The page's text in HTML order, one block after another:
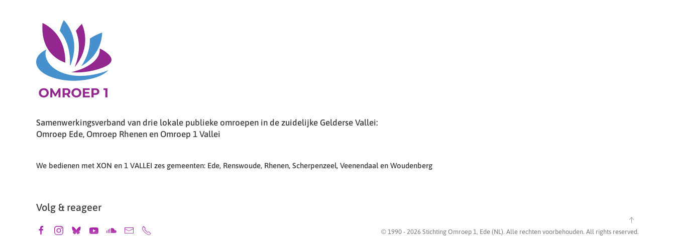
Samenwerkingsverband van drie lokale publieke omroepen in de zuidelijke Gelderse Vallei:
Omroep Ede, Omroep Rhenen en Omroep 1 Vallei
We bedienen met XON en 1 VALLEI zes gemeenten: Ede, Renswoude, Rhenen, Scherpenzeel, Veenendaal en Woudenberg
Volg & reageer
© 1990 - 2026 Stichting Omroep 1, Ede (NL). Alle rechten voorbehouden. All rights reserved.